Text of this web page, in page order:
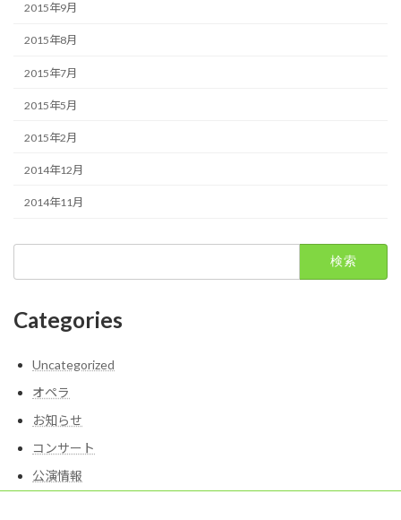
2015年9月
2015年8月
2015年7月
2015年5月
2015年2月
2014年12月
2014年11月
Categories
Uncategorized
オペラ
お知らせ
コンサート
公演情報